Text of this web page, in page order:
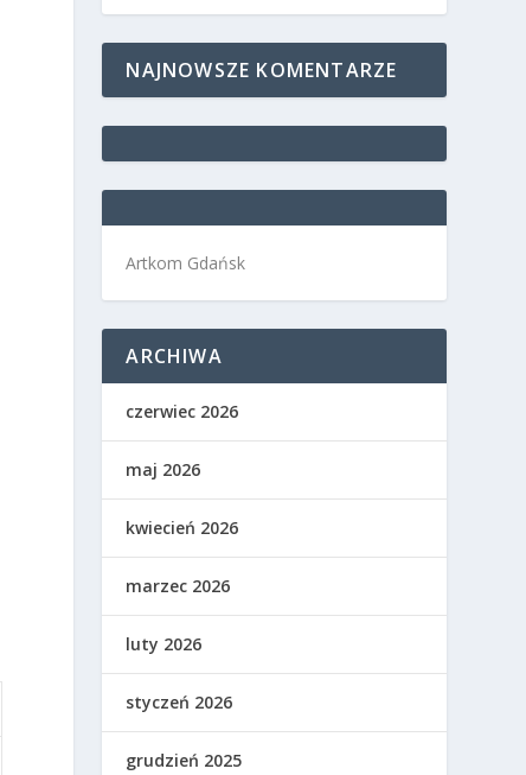
NAJNOWSZE KOMENTARZE
Artkom Gdańsk
ARCHIWA
czerwiec 2026
maj 2026
kwiecień 2026
marzec 2026
luty 2026
styczeń 2026
grudzień 2025